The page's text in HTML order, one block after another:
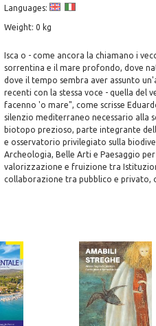
Languages:
Weight: 0 kg
Isca o - come ancora la chiamano i
sorrentina e il mare profondo, dove
dove il tempo sembra aver assunto
recenti con la stessa voce - quella del
facenno 'o mare", come scrisse
silenzio mediterraneo necessario alla
biotopo prezioso, parte integrante
e osservatorio privilegiato sulla
Archeologia, Belle Arti e Paesaggio
valorizzazione e fruizione tra
collaborazione tra pubblico e privato,